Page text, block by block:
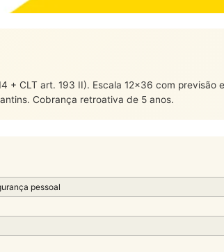
+ CLT art. 193 II). Escala 12×36 com previsão
Cobrança retroativa de 5 anos.
pessoal